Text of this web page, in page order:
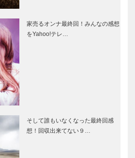
家売るオンナ最終回！みんなの感想
をYahoo!テレ…
そして誰もいなくなった最終回感
想！回収出来てない９…